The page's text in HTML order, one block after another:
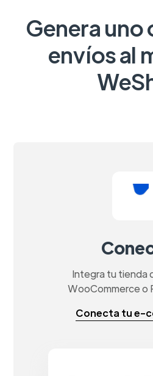
Genera uno
envíos al
Integra tu tienda
WooCommerce o
Conecta tu e-